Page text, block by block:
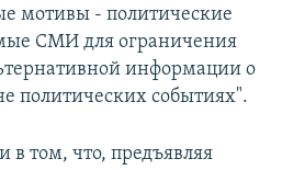
мотивы - политические
СМИ для ограничения
информации о
политических событиях".
в том, что, предъявляя